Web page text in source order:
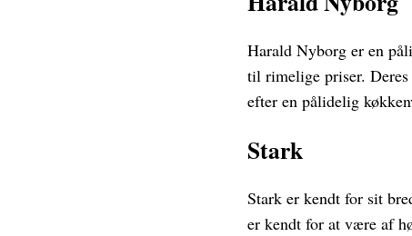
Harald Nyborg er en
til rimelige priser.
efter en pålidelig
Stark
Stark er kendt for sit
er kendt for at være af